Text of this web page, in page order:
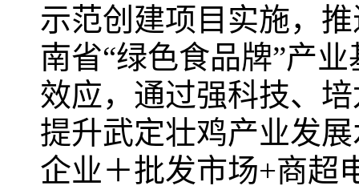
示范创建项目实施，
南省“绿色食品牌”产
效应，通过强科技、
提升武定壮鸡产业发
企业＋批发市场+商超